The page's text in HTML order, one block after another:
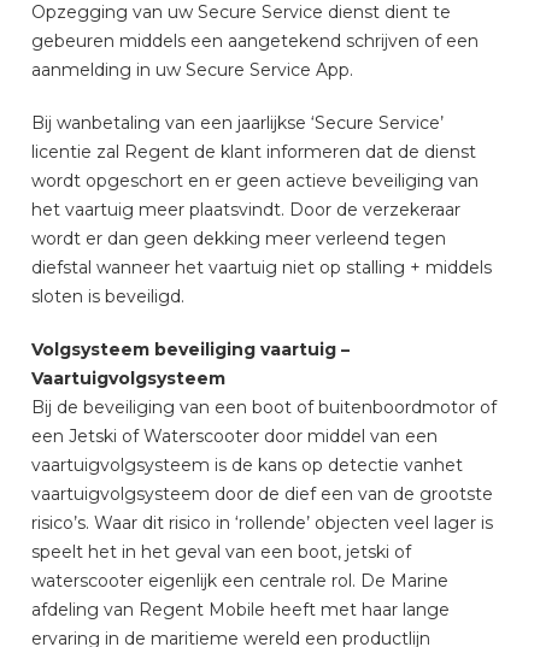
Opzegging van uw Secure Service dienst dient te
gebeuren middels een aangetekend schrijven of een
aanmelding in uw Secure Service App.
Bij wanbetaling van een jaarlijkse ‘Secure Service’
licentie zal Regent de klant informeren dat de dienst
wordt opgeschort en er geen actieve beveiliging van
het vaartuig meer plaatsvindt. Door de verzekeraar
wordt er dan geen dekking meer verleend tegen
diefstal wanneer het vaartuig niet op stalling + middels
sloten is beveiligd.
Volgsysteem beveiliging vaartuig –
Vaartuigvolgsysteem
Bij de beveiliging van een boot of buitenboordmotor of
een Jetski of Waterscooter door middel van een
vaartuigvolgsysteem is de kans op detectie vanhet
vaartuigvolgsysteem door de dief een van de grootste
risico’s. Waar dit risico in ‘rollende’ objecten veel lager is
speelt het in het geval van een boot, jetski of
waterscooter eigenlijk een centrale rol. De Marine
afdeling van Regent Mobile heeft met haar lange
ervaring in de maritieme wereld een productlijn